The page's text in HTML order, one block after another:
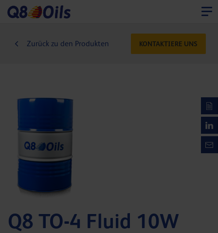
Zurück zu den Produkten KONTAKTIERE UNS
Q8 TO-4 Fluid 10W